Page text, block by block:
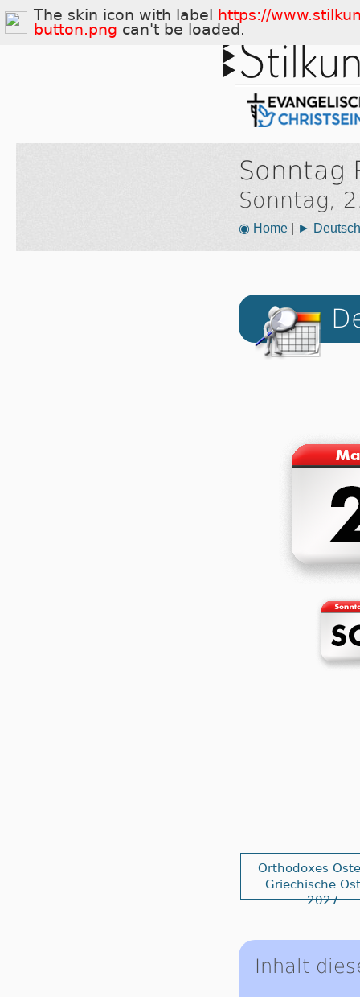
Sonntag
Sonntag,
◉ Home| ►
Orthodoxes
Griechische
2027
Inhalt
The skin icon with label
https://
button.png can't be loaded.